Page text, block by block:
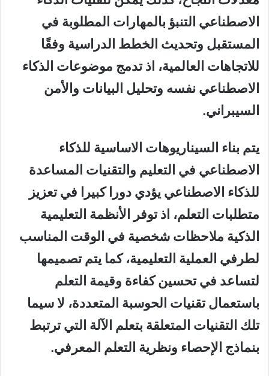
الاصطناعي التنبؤ بالمهارات المطلوبة في
المستقبل وتحديث الخطط الدراسية وفقًا
للاتجاهات العالمية، اذ تدمج موضوعات الذكاء
الاصطناعي نفسه وتحليل البيانات والأمن
السيبراني.
يتم بناء السيناريوهات الاساسية للذكاء
الاصطناعي في التعليم والتقنيات المساعدة
للذكاء الاصطناعي يؤدي دورا كبيرا في تعزيز
متطلبات التعلم، اذ توفر الأنظمة التعليمية
الذكية ملاحظات شخصية في الوقت المناسب
لطرفي العملية التعليمية، كما يتم تصميمها
لتساعد في تحسين كفاءة وقيمة التعلم
باستعمال تقنيات الحوسبة المتعددة، لا سيما
تلك التقنيات المتعلقة بتعلم الآلة التي ترتبط
بنماذج الإحصاء ونظرية التعلم المعرفي.